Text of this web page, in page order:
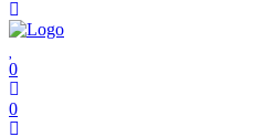
0
0